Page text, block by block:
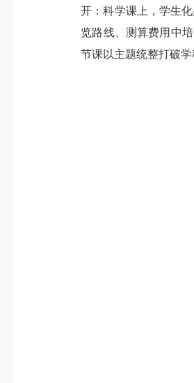
开：科学课上，学生
览路线、测算费用中
节课以主题统整打破